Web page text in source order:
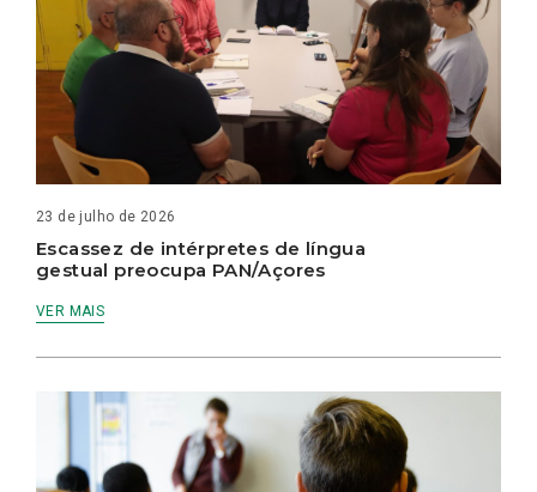
23 de julho de 2026
Escassez de intérpretes de língua
gestual preocupa PAN/Açores
VER MAIS